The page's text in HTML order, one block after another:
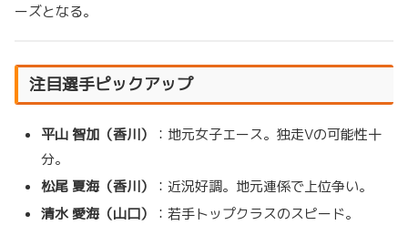
ーズとなる。
注目選手ピックアップ
平山 智加（香川）
：地元女子エース。独走Vの可能性十
分。
松尾 夏海（香川）
：近況好調。地元連係で上位争い。
清水 愛海（山口）
：若手トップクラスのスピード。